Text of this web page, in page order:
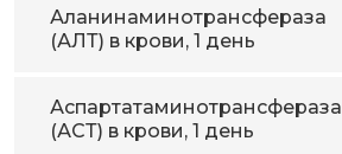
Аланинаминотрансфераза
(АЛТ) в крови, 1 день
Аспартатаминотрансфераза
(АСТ) в крови, 1 день